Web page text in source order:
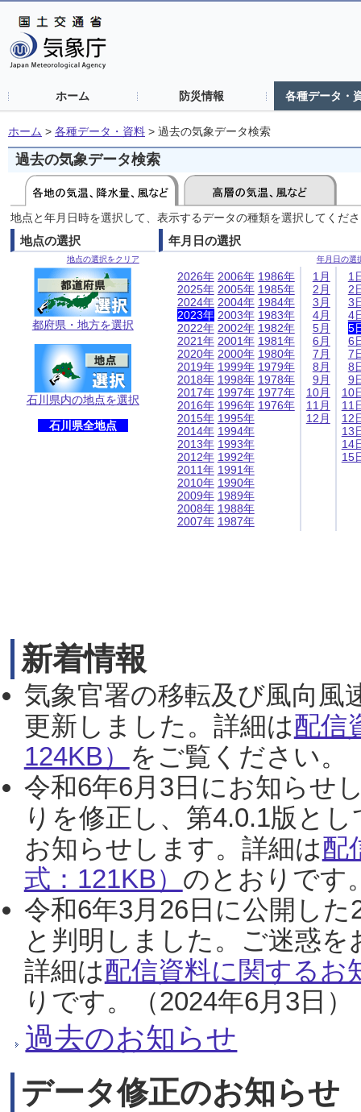
ホーム 防災情報 各種データ・
ホーム > 各種データ・資料 > 過去の気象データ検索
過去の気象データ検索
地点と年月日時を選択して、表示するデータの種類を選択してくだ
地点の選択
地点の選択をクリア
都府県・地方を選択
石川県内の地点を選択
石川県全地点
年月日の選択
年月日の選
2026年
2025年
2024年
2023年
2022年
2021年
2020年
2019年
2018年
2017年
2016年
2015年
2014年
2013年
2012年
2011年
2010年
2009年
2008年
2007年
2006年
2005年
2004年
2003年
2002年
2001年
2000年
1999年
1998年
1997年
1996年
1995年
1994年
1993年
1992年
1991年
1990年
1989年
1988年
1987年
1986年
1985年
1984年
1983年
1982年
1981年
1980年
1979年
1978年
1977年
1976年
1月
2月
3月
4月
5月
6月
7月
8月
9月
10月
11月
12月
1
2
3
4
5
6
7
8
9
10
11
12
13
14
15
新着情報
気象官署の移転及び風向風
更新しました。詳細は配信
124KB） をご覧ください。
令和6年6月3日にお知らせ
りを修正し、第4.0.1版と
お知らせします。詳細は配
式：121KB） のとおりです
令和6年3月26日に公開し
と判明しました。ご迷惑
詳細は配信資料に関するお
りです。（2024年6月3日）
過去のお知らせ
データ修正のお知らせ